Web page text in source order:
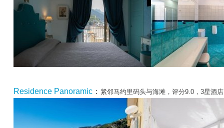
Residence Panoramic ： 紧邻马约里码头与海滩，评分9.0，3星酒